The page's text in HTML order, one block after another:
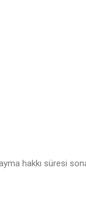
hakkı süresi